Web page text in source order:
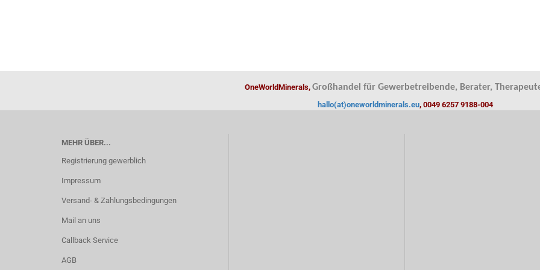
OneWorldMinerals, Großhandel für Gewerbetreibende, Berater,
hallo(at)oneworldminerals.eu, 0049 6257 9188-004
MEHR ÜBER...
Registrierung gewerblich
Impressum
Versand- & Zahlungsbedingungen
Mail an uns
Callback Service
AGB